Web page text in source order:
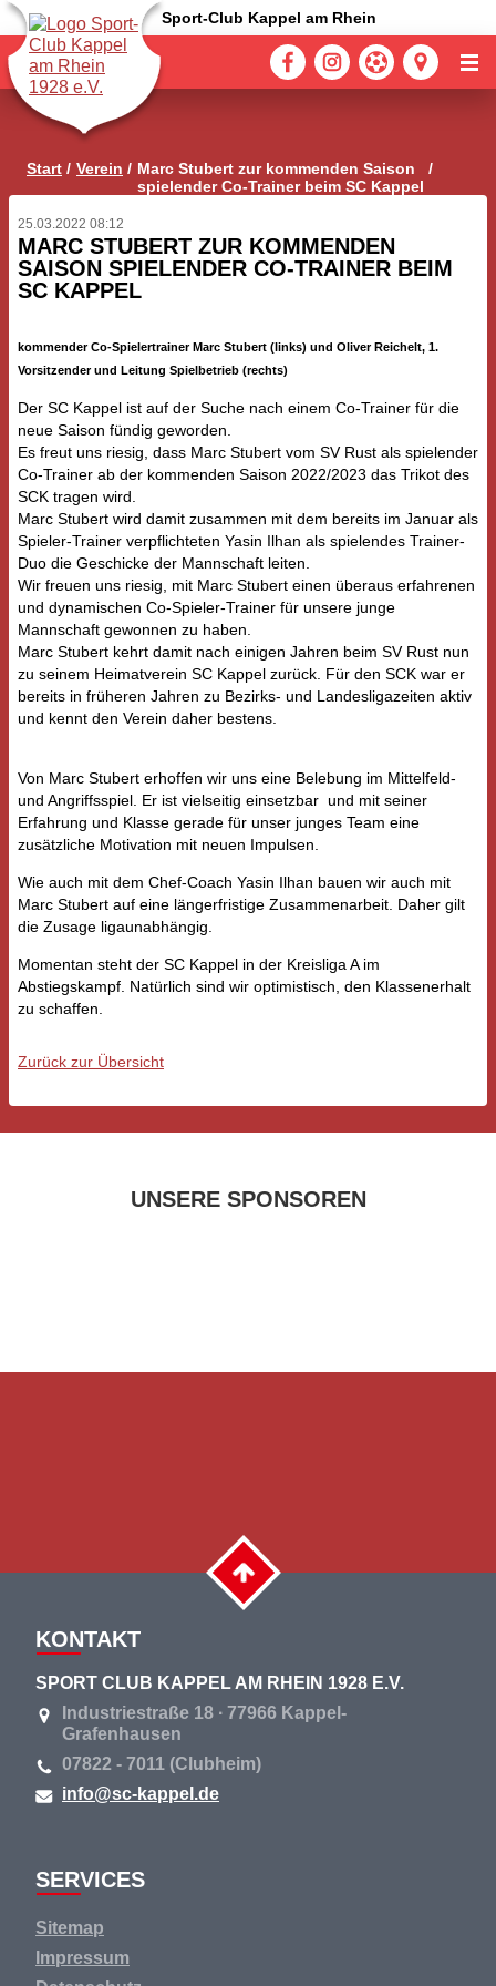
Sport-Club Kappel am Rhein
Start Verein
Marc Stubert zur kommenden Saison
spielender Co-Trainer beim SC Kappel
25.03.2022 08:12
MARC STUBERT ZUR KOMMENDEN
SAISON SPIELENDER CO-TRAINER BEIM
SC KAPPEL
kommender Co-Spielertrainer Marc Stubert (links) und Oliver Reichelt, 1.
Vorsitzender und Leitung Spielbetrieb (rechts)
Der SC Kappel ist auf der Suche nach einem Co-Trainer für die
neue Saison fündig geworden.
Es freut uns riesig, dass Marc Stubert vom SV Rust als spielender
Co-Trainer ab der kommenden Saison 2022/2023 das Trikot des
SCK tragen wird.
Marc Stubert wird damit zusammen mit dem bereits im Januar als
Spieler-Trainer verpflichteten Yasin Ilhan als spielendes Trainer-
Duo die Geschicke der Mannschaft leiten.
Wir freuen uns riesig, mit Marc Stubert einen überaus erfahrenen
und dynamischen Co-Spieler-Trainer für unsere junge
Mannschaft gewonnen zu haben.
Marc Stubert kehrt damit nach einigen Jahren beim SV Rust nun
zu seinem Heimatverein SC Kappel zurück. Für den SCK war er
bereits in früheren Jahren zu Bezirks- und Landesligazeiten aktiv
und kennt den Verein daher bestens.
Von Marc Stubert erhoffen wir uns eine Belebung im Mittelfeld-
und Angriffsspiel. Er ist vielseitig einsetzbar und mit seiner
Erfahrung und Klasse gerade für unser junges Team eine
zusätzliche Motivation mit neuen Impulsen.
Wie auch mit dem Chef-Coach Yasin Ilhan bauen wir auch mit
Marc Stubert auf eine längerfristige Zusammenarbeit. Daher gilt
die Zusage ligaunabhängig.
Momentan steht der SC Kappel in der Kreisliga A im
Abstiegskampf. Natürlich sind wir optimistisch, den Klassenerhalt
zu schaffen.
Zurück zur Übersicht
UNSERE SPONSOREN
KONTAKT
SPORT CLUB KAPPEL AM RHEIN 1928 E.V.
Industriestraße 18 ∙ 77966 Kappel-
Grafenhausen
07822 - 7011 (Clubheim)
info@sc-kappel.de
SERVICES
Navigation
überspringen
Sitemap
Impressum